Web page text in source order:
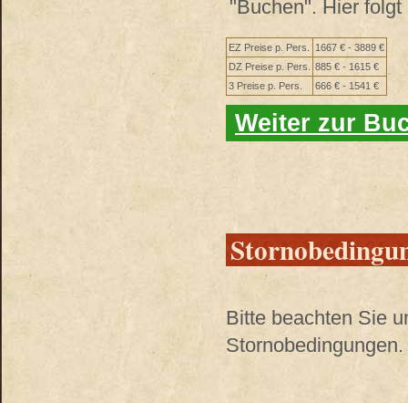
"Buchen". Hier
EZ Preise p. Pers.
1667 € - 3889 €
DZ Preise p. Pers.
885 € - 1615 €
3 Preise p. Pers.
666 € - 1541 €
Weiter zur
Bitte beachten Sie